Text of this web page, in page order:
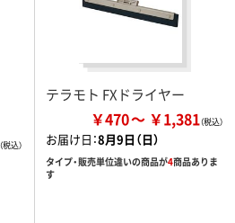
テラモト FXドライヤー
￥470 ￥1,381
お届け日：8月9日（日）
タイプ・販売単位違いの商品が4商品ありま
す